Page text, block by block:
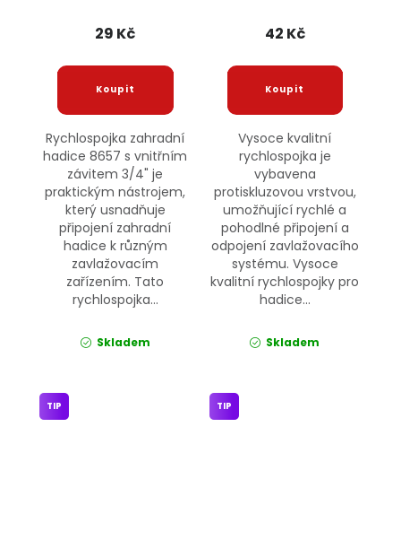
29 Kč
Rychlospojka zahradní
hadice 8657 s vnitřním
závitem 3/4" je
praktickým nástrojem,
který usnadňuje
připojení zahradní
hadice k různým
zavlažovacím
zařízením. Tato
rychlospojka...
Skladem
42 Kč
Vysoce kvalitní
rychlospojka je
vybavena
protiskluzovou vrstvou,
umožňující rychlé a
pohodlné připojení a
odpojení zavlažovacího
systému. Vysoce
kvalitní rychlospojky pro
hadice...
Skladem
TIP TIP